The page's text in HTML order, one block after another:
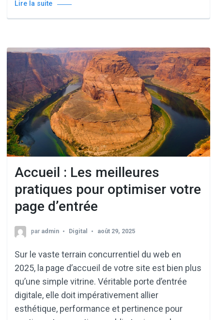
Lire la suite
Accueil : Les meilleures
pratiques pour optimiser votre
page d’entrée
par admin Digital août 29, 2025
Sur le vaste terrain concurrentiel du web en
2025, la page d’accueil de votre site est bien plus
qu’une simple vitrine. Véritable porte d’entrée
digitale, elle doit impérativement allier
esthétique, performance et pertinence pour